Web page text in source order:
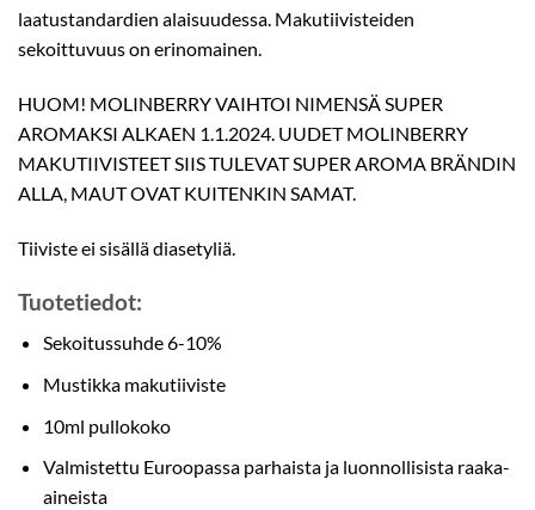
laatustandardien alaisuudessa. Makutiivisteiden
sekoittuvuus on erinomainen.
HUOM! MOLINBERRY VAIHTOI NIMENSÄ SUPER
AROMAKSI ALKAEN 1.1.2024. UUDET MOLINBERRY
MAKUTIIVISTEET SIIS TULEVAT SUPER AROMA BRÄNDIN
ALLA, MAUT OVAT KUITENKIN SAMAT.
Tiiviste ei sisällä diasetyliä.
Tuotetiedot:
Sekoitussuhde 6-10%
Mustikka makutiiviste
10ml pullokoko
Valmistettu Euroopassa parhaista ja luonnollisista raaka-
aineista